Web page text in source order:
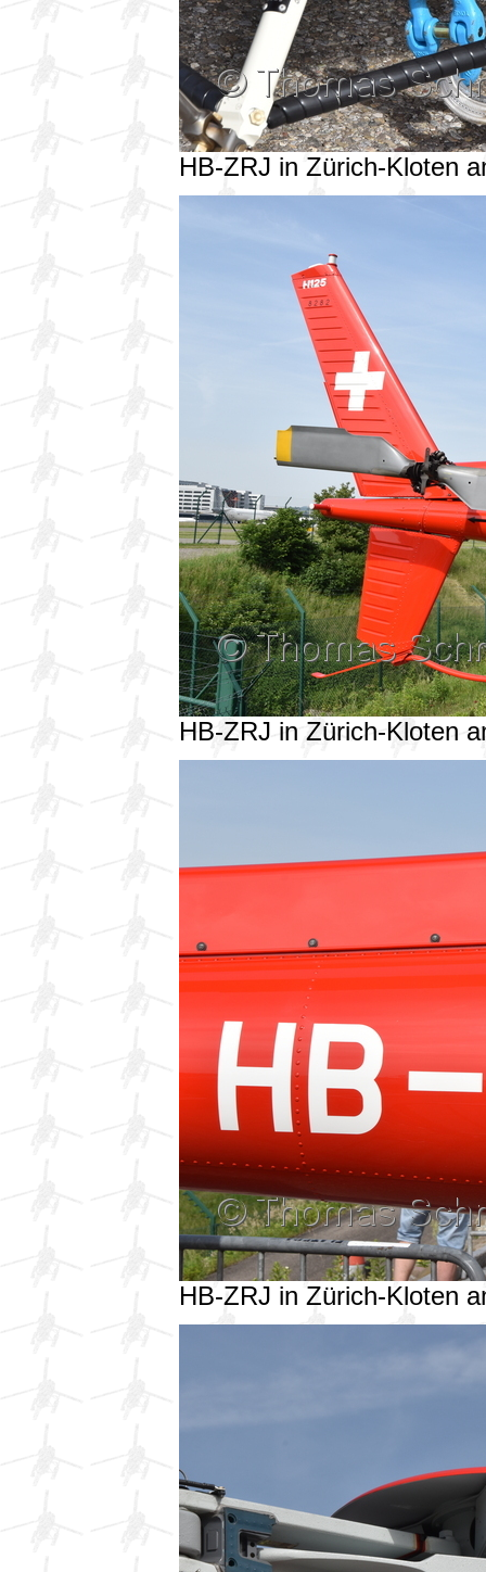
HB-ZRJ in Zürich-Kloten
HB-ZRJ in Zürich-Kloten
HB-ZRJ in Zürich-Kloten